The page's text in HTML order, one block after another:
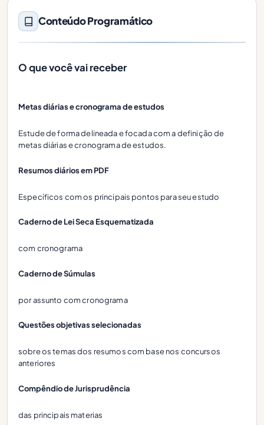
Conteúdo Programático
O que você vai receber
Metas diárias e cronograma de estudos
Estude de forma delineada e focada com a definição de
metas diárias e cronograma de estudos.
Resumos diários em PDF
Específicos com os principais pontos para seu estudo
Caderno de Lei Seca Esquematizada
com cronograma
Caderno de Súmulas
por assunto com cronograma
Questões objetivas selecionadas
sobre os temas dos resumos com base nos concursos
anteriores
Compêndio de Jurisprudência
das principais materias